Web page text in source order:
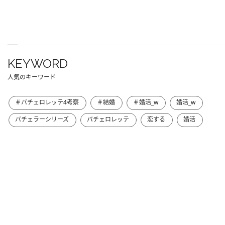
KEYWORD
人気のキーワード
＃バチェロレッテ4考察 ＃結婚 ＃婚活_w
婚活_w
バチェラーシリーズ
バチェロレッテ 恋する 婚活